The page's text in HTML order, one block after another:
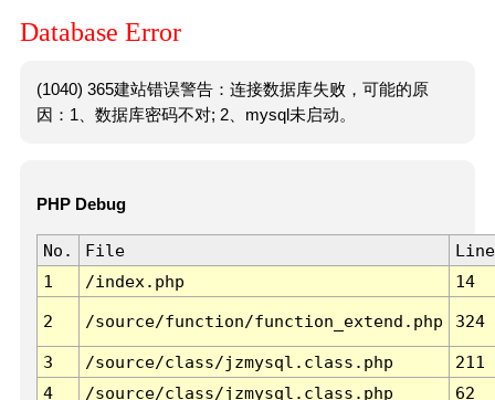
Database Error
(1040) 365建站错误警告：连接数据库失败，可能的原
因：1、数据库密码不对; 2、mysql未启动。
PHP Debug
No. File
Line
1
/index.php 14
2 /source/function/function_extend.php 324
3 /source/class/jzmysql.class.php
211
4
/source/class/jzmysql.class.php
62